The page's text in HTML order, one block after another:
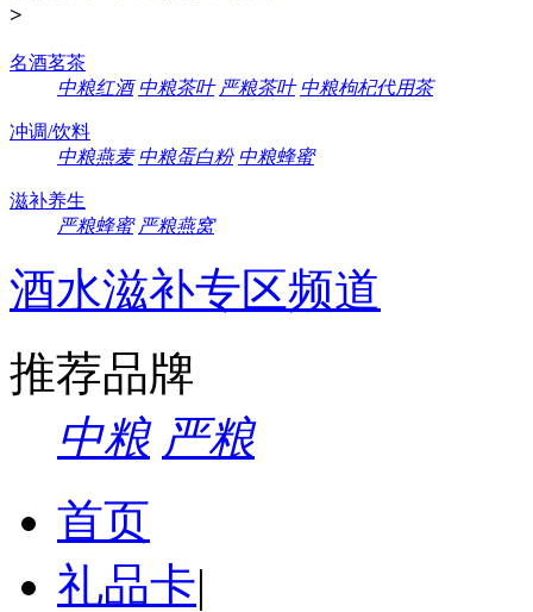
>
名酒茗茶
中粮红酒 中粮茶叶 严粮茶叶 中粮枸杞代用茶
冲调/饮料
中粮燕麦 中粮蛋白粉 中粮蜂蜜
滋补养生
严粮蜂蜜 严粮燕窝
酒水滋补专区频道
推荐品牌
中粮 严粮
首页
礼品卡|